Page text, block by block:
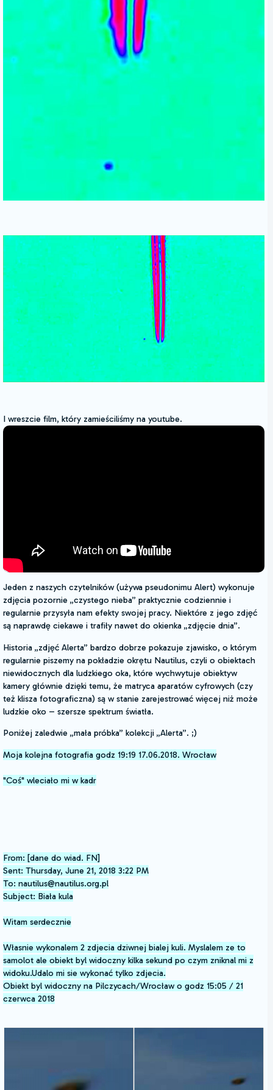
I wreszcie film, który zamieściliśmy na youtube.
Jeden z naszych czytelników (używa pseudonimu Alert) wykonuje
zdjęcia pozornie „czystego nieba” praktycznie codziennie i
regularnie przysyła nam efekty swojej pracy. Niektóre z jego zdjęć
są naprawdę ciekawe i trafiły nawet do okienka „zdjęcie dnia”.
Historia „zdjęć Alerta” bardzo dobrze pokazuje zjawisko, o którym
regularnie piszemy na pokładzie okrętu Nautilus, czyli o obiektach
niewidocznych dla ludzkiego oka, które wychwytuje obiektyw
kamery głównie dzięki temu, że matryca aparatów cyfrowych (czy
też klisza fotograficzna) są w stanie zarejestrować więcej niż może
ludzkie oko – szersze spektrum światła.
Poniżej zaledwie „mała próbka” kolekcji „Alerta”. ;)
Moja kolejna fotografia godz 19:19 17.06.2018. Wrocław
"Coś" wleciało mi w kadr
From: [dane do wiad. FN]
Sent: Thursday, June 21, 2018 3:22 PM
To: nautilus@nautilus.org.pl
Subject: Biała kula
Witam serdecznie
Własnie wykonalem 2 zdjecia dziwnej bialej kuli. Myslalem ze to
samolot ale obiekt byl widoczny kilka sekund po czym zniknal mi z
widoku.Udalo mi sie wykonać tylko zdjecia.
Obiekt byl widoczny na Pilczycach/Wrocław o godz 15:05 / 21
czerwca 2018